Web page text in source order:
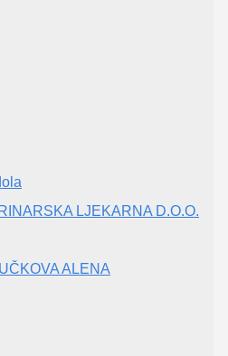
LJEKARNA D.O.O.
ALENA